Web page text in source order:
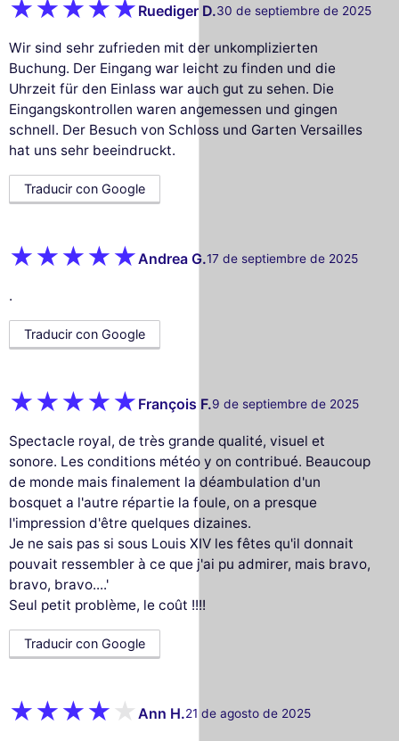
Ruediger D.30 de septiembre de 2025
Wir sind sehr zufrieden mit der unkomplizierten
Buchung. Der Eingang war leicht zu finden und die
Uhrzeit für den Einlass war auch gut zu sehen. Die
Eingangskontrollen waren angemessen und gingen
schnell. Der Besuch von Schloss und Garten Versailles
hat uns sehr beeindruckt.
Traducir con Google
Andrea G.17 de septiembre de 2025
.
Traducir con Google
François F.9 de septiembre de 2025
Spectacle royal, de très grande qualité, visuel et
sonore. Les conditions météo y on contribué. Beaucoup
de monde mais finalement la déambulation d'un
bosquet a l'autre répartie la foule, on a presque
l'impression d'être quelques dizaines.
Je ne sais pas si sous Louis XIV les fêtes qu'il donnait
pouvait ressembler à ce que j'ai pu admirer, mais bravo,
bravo, bravo....'
Seul petit problème, le coût !!!!
Traducir con Google
Ann H.21 de agosto de 2025